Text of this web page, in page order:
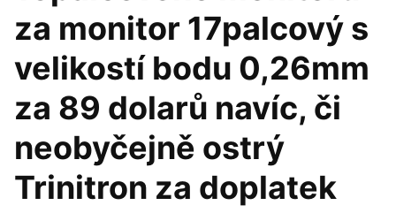
za monitor 17palcový s
velikostí bodu 0,26mm
za 89 dolarů navíc, či
neobyčejně ostrý
Trinitron za doplatek